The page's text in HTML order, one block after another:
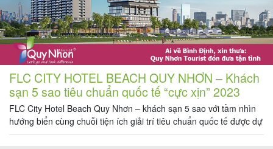
FLC CITY HOTEL BEACH QUY NHƠN – Khách
sạn 5 sao tiêu chuẩn quốc tế “cực xịn” 2023
FLC City Hotel Beach Quy Nhơn – khách sạn 5 sao với tầm nhìn
hướng biển cùng chuỗi tiện ích giải trí tiêu chuẩn quốc tế được dự
kiến khánh thành vào ngày 22/8 tới đây. Hãy cùng Quy Nhơn